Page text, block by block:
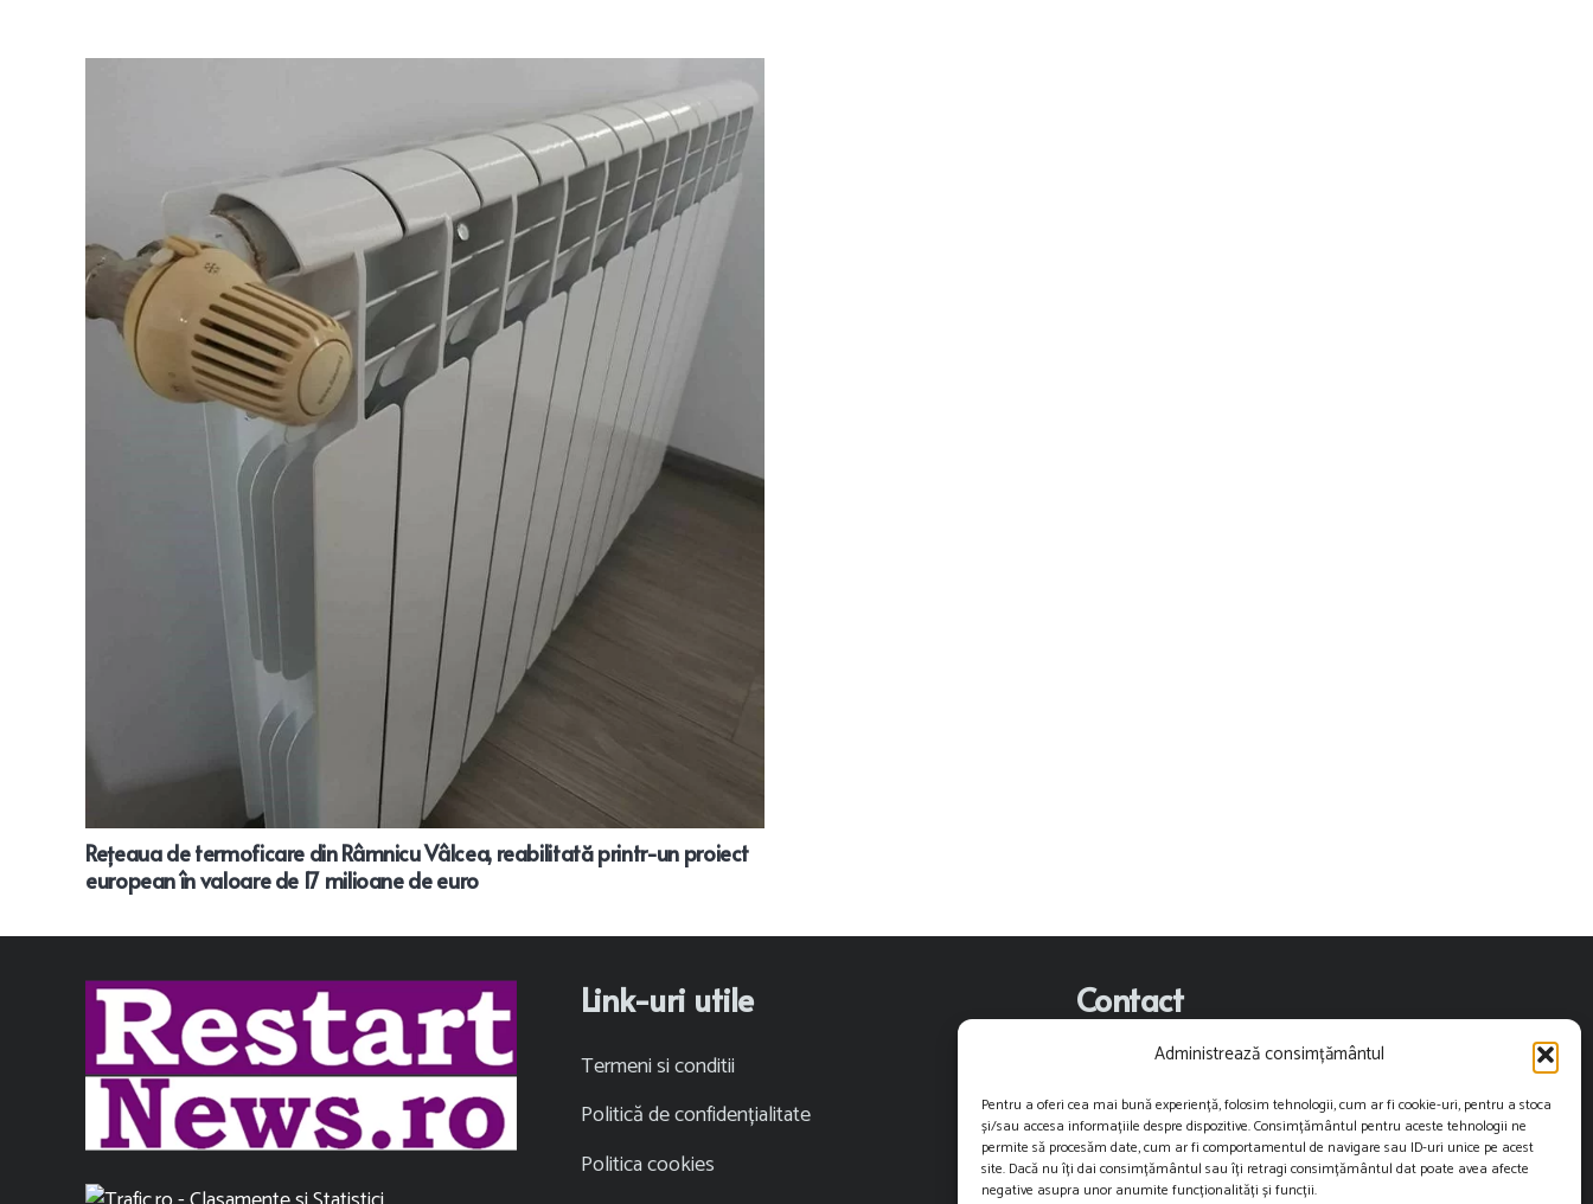
Administrează consimțământul
Pentru a oferi cea mai bună experiență, folosim tehnologii, cum ar fi cookie-uri, pentru a stoca
și/sau accesa informațiile despre dispozitive. Consimțământul pentru aceste tehnologii ne
permite să procesăm date, cum ar fi comportamentul de navigare sau ID-uri unice pe acest
site. Dacă nu îți dai consimțământul sau îți retragi consimțământul dat poate avea afecte
negative asupra unor anumite funcționalități și funcții.
Reţeaua de termoficare din Râmnicu Vâlcea, reabilitată printr-un proiect
european în valoare de 17 milioane de euro
Link-uri utile
Termeni si conditii
Politică de confidențialitate
Politica cookies
Contact
contact@restartnews.ro
publicitate@restartnews.ro
+40756822613